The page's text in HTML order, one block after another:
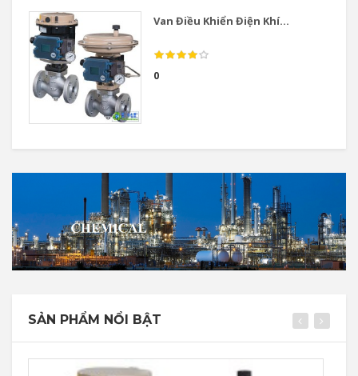
Van Điều Khiển Điện Khí...
0
SẢN PHẨM NỔI BẬT